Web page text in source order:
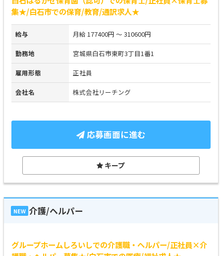
集★/白石市での保育/教育/通訳求人★
給与 月給 177400円 ～ 310600円
勤務地 宮城県白石市東町3丁目1番1
雇用形態 正社員
会社名 株式会社リーチング
応募画面に進む
キープ
NEW 介護/ヘルパー
グループホームしろいしでの介護職・ヘルパー/正社員×介